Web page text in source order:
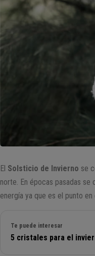
El Solsticio de Invierno se
norte. En épocas pasadas se
energía ya que es el punto
Te puede interesar
5 cristales para el